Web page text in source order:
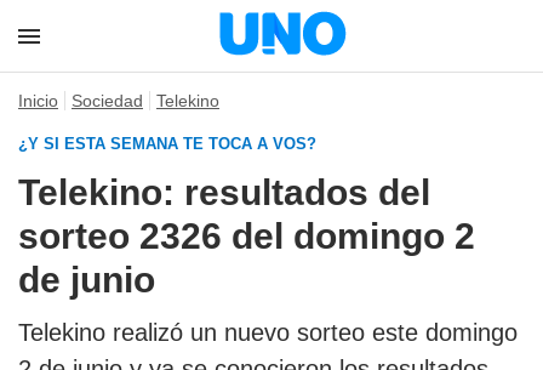
Inicio Sociedad Telekino
¿Y SI ESTA SEMANA TE TOCA A VOS?
Telekino: resultados del
sorteo 2326 del domingo 2
de junio
Telekino realizó un nuevo sorteo este domingo